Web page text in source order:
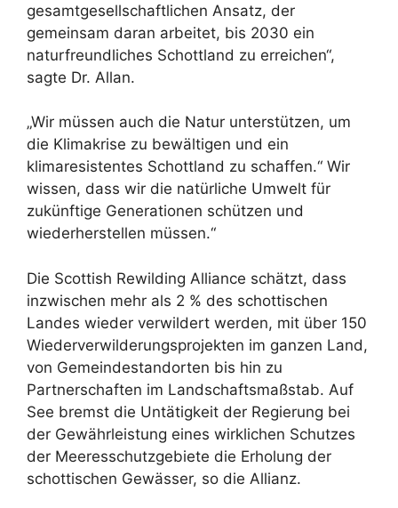
gesamtgesellschaftlichen Ansatz, der
gemeinsam daran arbeitet, bis 2030 ein
naturfreundliches Schottland zu erreichen“,
sagte Dr. Allan.
„Wir müssen auch die Natur unterstützen, um
die Klimakrise zu bewältigen und ein
klimaresistentes Schottland zu schaffen.“ Wir
wissen, dass wir die natürliche Umwelt für
zukünftige Generationen schützen und
wiederherstellen müssen.“
Die Scottish Rewilding Alliance schätzt, dass
inzwischen mehr als 2 % des schottischen
Landes wieder verwildert werden, mit über 150
Wiederverwilderungsprojekten im ganzen Land,
von Gemeindestandorten bis hin zu
Partnerschaften im Landschaftsmaßstab. Auf
See bremst die Untätigkeit der Regierung bei
der Gewährleistung eines wirklichen Schutzes
der Meeresschutzgebiete die Erholung der
schottischen Gewässer, so die Allianz.